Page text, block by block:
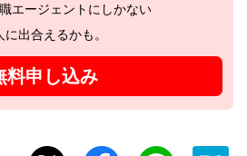
エージェントにしかない
に出合えるかも。
料申し込み